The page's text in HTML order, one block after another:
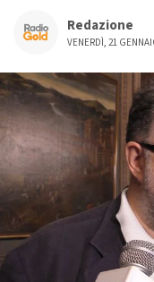
Redazione
VENERDÌ, 21